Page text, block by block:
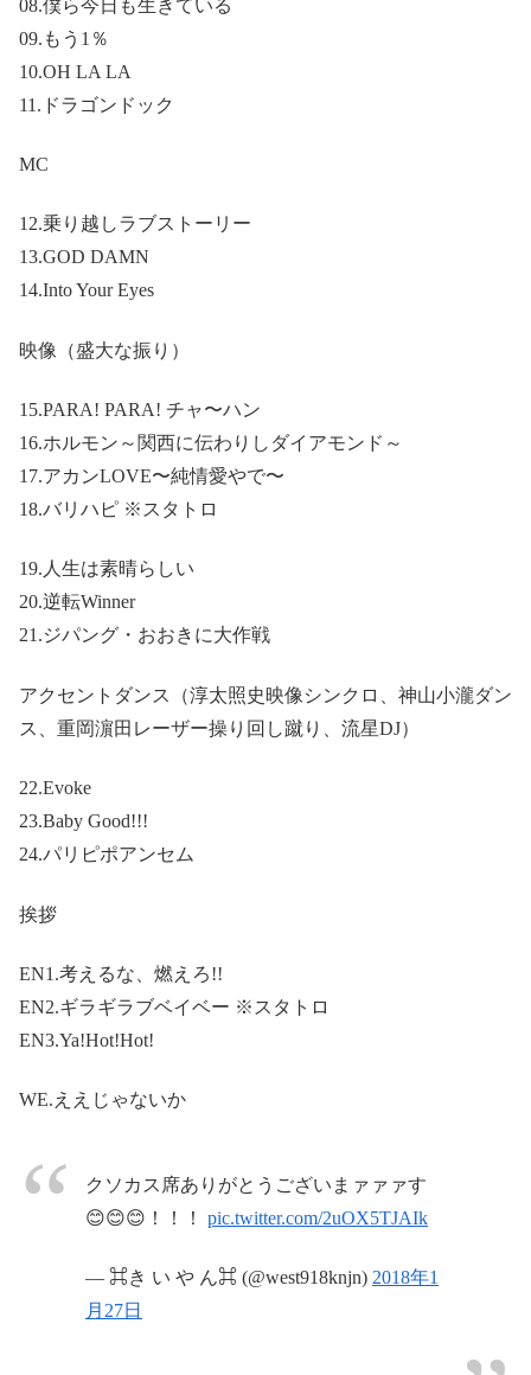
08.僕ら今日も生きている
09.もう1％
10.OH LA LA
11.ドラゴンドック
MC
12.乗り越しラブストーリー
13.GOD DAMN
14.Into Your Eyes
映像（盛大な振り）
15.PARA! PARA! チャ〜ハン
16.ホルモン～関西に伝わりしダイアモンド～
17.アカンLOVE〜純情愛やで〜
18.バリハピ ※スタトロ
19.人生は素晴らしい
20.逆転Winner
21.ジパング・おおきに大作戦
アクセントダンス（淳太照史映像シンクロ、神山小瀧ダン
ス、重岡濵田レーザー操り回し蹴り、流星DJ）
22.Evoke
23.Baby Good!!!
24.パリピポアンセム
挨拶
EN1.考えるな、燃えろ!!
EN2.ギラギラブベイベー ※スタトロ
EN3.Ya!Hot!Hot!
WE.ええじゃないか
クソカス席ありがとうございまァァァす
😊😊😊！！！ pic.twitter.com/2uOX5TJAIk
— ⌘き い や ん⌘ (@west918knjn) 2018年1
月27日